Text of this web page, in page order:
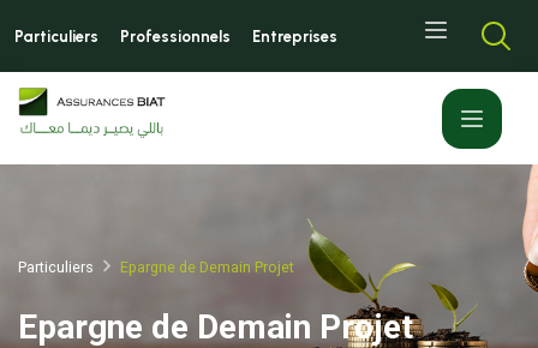
au
principal
Top
menu
Particuliers Professionnels Entreprises
Particuliers Epargne de Demain Projet
Epargne de Demain Projet